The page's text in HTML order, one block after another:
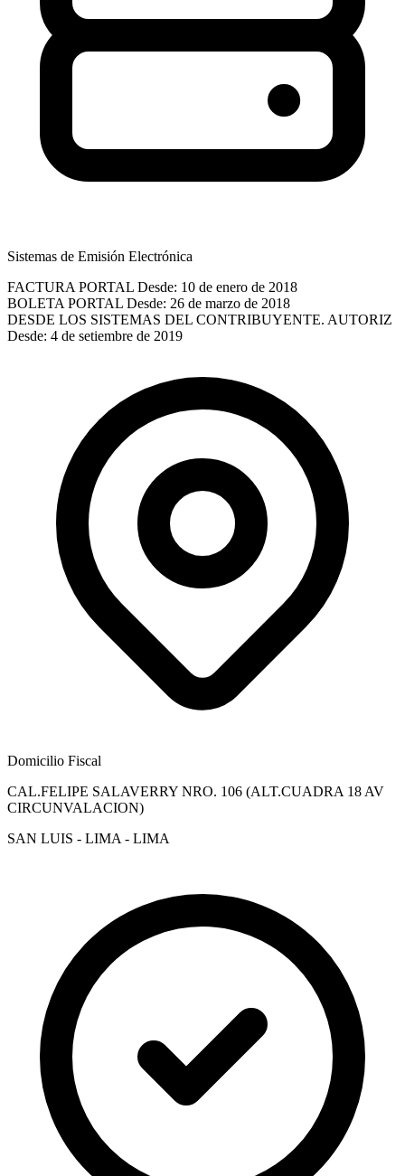
Sistemas de Emisión Electrónica
FACTURA PORTAL Desde: 10 de enero de 2018
BOLETA PORTAL Desde: 26 de marzo de 2018
DESDE LOS SISTEMAS DEL CONTRIBUYENTE. AUTORIZ
Desde: 4 de setiembre de 2019
Domicilio Fiscal
CAL.FELIPE SALAVERRY NRO. 106 (ALT.CUADRA 18 AV
CIRCUNVALACION)
SAN LUIS - LIMA - LIMA